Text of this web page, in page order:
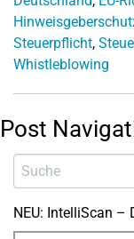
Steuerpflicht,
Whistleblowing
Post
NEU: IntelliScan –